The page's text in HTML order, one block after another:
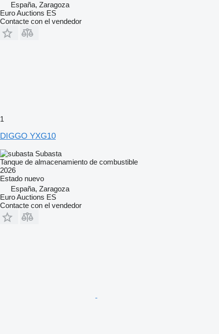
España, Zaragoza
Euro Auctions ES
Contacte con el vendedor
1
DIGGO YXG10
Subasta
Tanque de almacenamiento de combustible
2026
Estado nuevo
España, Zaragoza
Euro Auctions ES
Contacte con el vendedor